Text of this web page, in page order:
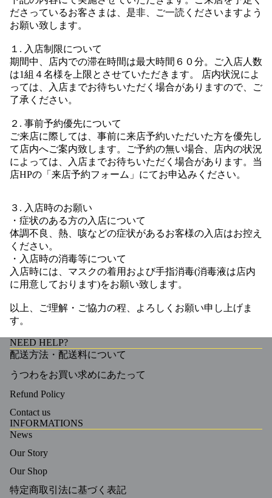
ださっているお客さまは、是非、ご一読くださいますよう
お願い致します。
１. 入店制限について
期間中、
店内での滞在時間は最大時間６０分。ご入店人数
は1組４名様を上限とさせていただきます。
店内状況によ
っては、入店までお待ちいただく場合がありますので、ご
了承ください。
２. 事前予約優先について
ご来店に際しては、事前に来店予約いただいた方を優先し
て店内へご案内致します。ご予約の無い場合、店内の状況
によっては、入店までお待ちいただく場合があります。当
店HPの「 来店予約フォーム 」にてお申込みください。
３. 入店時のお願い
・症状のある方の入店について
体調不良、熱、咳などの症状があるお客様の入店はお控え
ください。
・入店時の消毒等について
入店時には、マスクの着用および手指消毒(消毒液は店内
に用意しております)をお願い致します。
以上、ご理解・ご協力の程、よろしくお願い申し上げま
す。
NEED HELP?
配送方法・配送料について
うつわをお買い求めにあたって
Refund Policy
Contact us
INFORMATIONS
News
Our Story
Our Shop
特定商取引法に基づく表記